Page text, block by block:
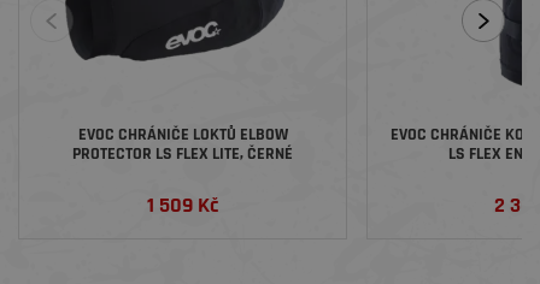
EVOC CHRÁNIČE LOKTŮ ELBOW
PROTECTOR LS FLEX LITE, ČERNÉ
1 509 Kč
EVOC CHRÁNIČE
LS FLEX
2